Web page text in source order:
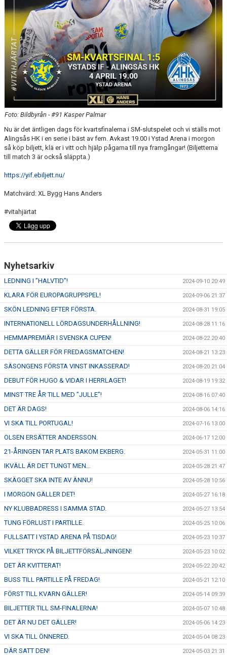
Foto: Bildbyrån - #91 Kasper Palmar
Nu är det äntligen dags för kvartsfinalerna i SM-slutspelet och vi ställs mot
Alingsås HK i en serie i bäst av fem. Avkast 19.00 i Ystad Arena i morgon
så köp biljett, klä er i vitt och hjälp pågarna till nya framgångar! (Biljetterna
till match 3 är också släppta.)
https://yif.ebiljett.nu/
Matchvärd: XL Bygg Hans Anders
#vitahjärtat
Nyhetsarkiv
LEDNING I ”HALVTID”! 2024-09-10 20:49
KLARA FÖR EUROPAGRUPPSPEL! 2024-09-06 21:37
SKÖN LEDNING EFTER FÖRSTA. 2024-08-31 19:05
INTERNATIONELL LÖRDAGSUNDERHÅLLNING! 2024-08-28 11:16
HEMMAPREMIÄR I SVENSKA CUPEN! 2024-08-22 20:40
DETTA GÄLLER FÖR FREDAGSMATCHEN! 2024-08-21 13:23
SÄSONGENS FÖRSTA VINST INKASSERAD! 2024-08-20 21:04
DEBUT FÖR HUGO & VIDAR I HERRLAGET! 2024-08-19 19:32
MINST TRE ÅR TILL MED ”JULLE”! 2024-08-16 07:40
DET ÄR DAGS! 2024-08-06 14:16
VI SKA TILL PORTUGAL! 2024-07-16 13:00
OLSEN ERSÄTTER ANDERSSON. 2024-06-17 12:00
21-ÅRINGEN TAR PLATS BAKOM EKBERG. 2024-05-31 11:00
IKVÄLL ÄR DET TUNGT MEN… 2024-05-28 21:47
SKÄGGET SKA INTE AV ÄNNU! 2024-05-28 10:56
I MORGON GÄLLER DET! 2024-05-27 16:18
NY KLUBBADRESS I SAMMA STAD. 2024-05-27 13:54
TUNG FÖRLUST I PARTILLE. 2024-05-25 10:06
FULLSATT I YSTAD ARENA PÅ TISDAG! 2024-05-23 10:37
VILKET TRYCK PÅ BILJETTFÖRSÄLJNINGEN! 2024-05-23 10:02
DET ÄR KVITTERAT! 2024-05-22 20:42
BUSS TILL PARTILLE PÅ FREDAG! 2024-05-21 12:10
FÖRST TILL KVARN GÄLLER! 2024-05-14 09:39
BILJETTER TILL SM-FINALERNA! 2024-05-07 10:48
DET ÄR NU DET GÄLLER! 2024-05-06 14:23
VI SKA TILL ÖNNERED. 2024-05-04 08:23
DÄR SATT DEN! 2024-05-03 21:31